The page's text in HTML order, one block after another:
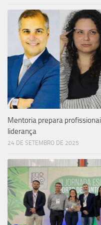
Mentoria prepara
liderança
24 DE SETEMBRO DE 2025